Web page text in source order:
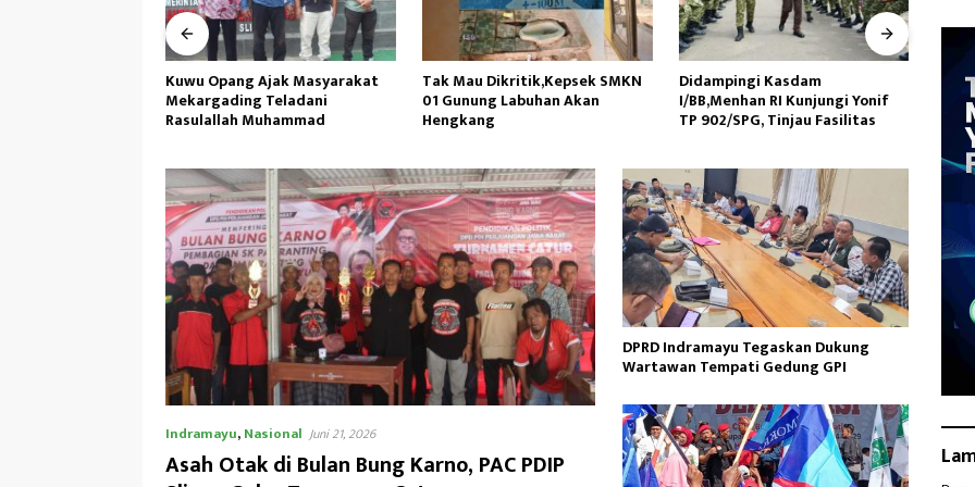
Tak Mau Dikritik,Kepsek SMKN
01 Gunung Labuhan Akan
Hengkang
Didampingi Kasdam
I/BB,Menhan RI Kunjungi Yonif
TP 902/SPG, Tinjau Fasilitas
DKM Masjid Jami Nurul Hidayah
dan Pemdes Mekargading
Peringati Maulid Nabi
Indramayu,Nasional Juni 21, 2026
Asah Otak di Bulan Bung Karno, PAC PDIP
DPRD Indramayu Tegaskan Dukung
Wartawan Tempati Gedung GPI